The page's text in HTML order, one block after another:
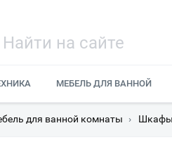
МЕБЕЛЬ ДЛЯ ВАННОЙ
для ванной комнаты ›